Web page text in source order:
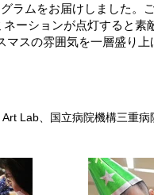
ラムをお届けしました
ーションが点灯すると
マスの雰囲気を一層盛り
Lab、国立病院機構三重病